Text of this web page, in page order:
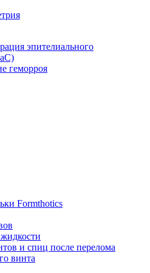
эпителиального
геморроя
Formthotics
и спиц после перелома
винта